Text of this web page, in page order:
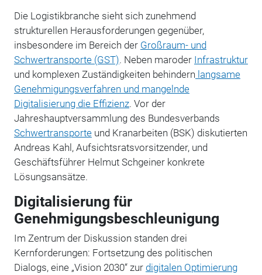
Die Logistikbranche sieht sich zunehmend
strukturellen Herausforderungen gegenüber,
insbesondere im Bereich der Großraum- und
Schwertransporte (GST). Neben maroder Infrastruktur
und komplexen Zuständigkeiten behindern langsame
Genehmigungsverfahren und mangelnde
Digitalisierung die Effizienz. Vor der
Jahreshauptversammlung des Bundesverbands
Schwertransporteund Kranarbeiten (BSK) diskutierten
Andreas Kahl, Aufsichtsratsvorsitzender, und
Geschäftsführer Helmut Schgeiner konkrete
Lösungsansätze.
Digitalisierung für
Genehmigungsbeschleunigung
Im Zentrum der Diskussion standen drei
Kernforderungen: Fortsetzung des politischen
Dialogs, eine „Vision 2030“ zur digitalen Optimierung